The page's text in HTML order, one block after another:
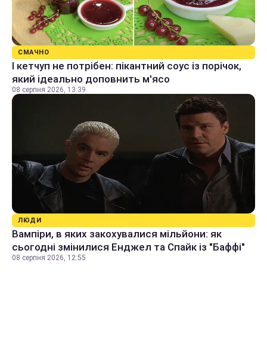
СМАЧНО
І кетчуп не потрібен: пікантний соус із порічок,
який ідеально доповнить м'ясо
08 серпня 2026, 13:39
ЛЮДИ
Вампіри, в яких закохувалися мільйони: як
сьогодні змінилися Енджел та Спайк із "Баффі"
08 серпня 2026, 12:55